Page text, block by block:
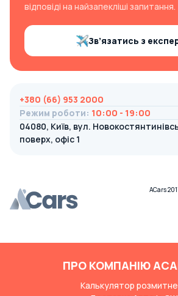
відповіді на найзапекліші запитання.
Зв’язатись з
+380 (66) 953 2000
Режим роботи: 10:00 - 19:00
04080, Київ, вул.
поверх, офіс 1
ACars
ПРО КОМПАНІЮ
Калькулятор